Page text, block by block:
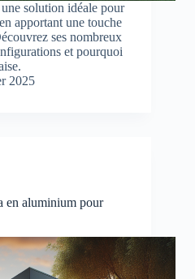
solution idéale pour
apportant une touche
ses nombreux
et pourquoi
2025
en aluminium pour